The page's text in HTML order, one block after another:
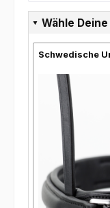
Wähle
Schwedische